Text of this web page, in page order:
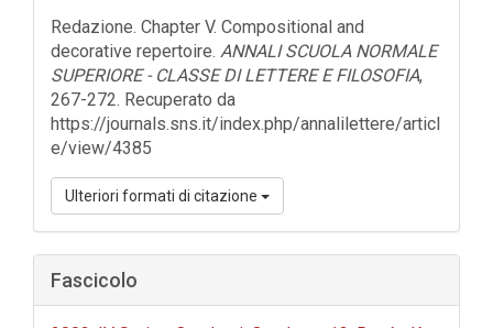
dell'articolo
Redazione. Chapter V. Compositional and
decorative repertoire. ANNALI SCUOLA NORMALE
SUPERIORE - CLASSE DI LETTERE E FILOSOFIA,
267-272. Recuperato da
https://journals.sns.it/index.php/annalilettere/articl
e/view/4385
Ulteriori formati di citazione
Fascicolo